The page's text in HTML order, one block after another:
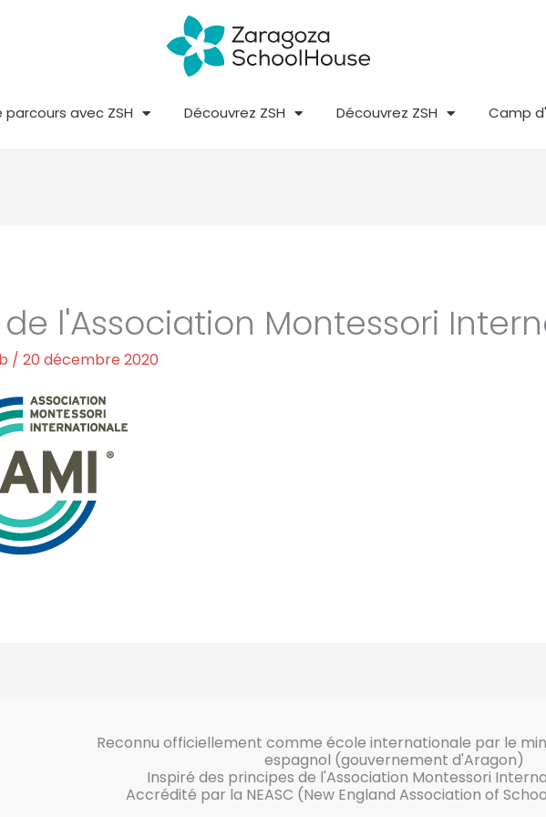
parcours avec ZSH Découvrez ZSH Découvrez ZSH Camp
l'Association Montessori
/ 20 décembre 2020
Reconnu officiellement comme école internationale par le
espagnol (gouvernement d'Aragon)
Inspiré des principes de l'Association Montessori
Accrédité par la NEASC (New England Association of